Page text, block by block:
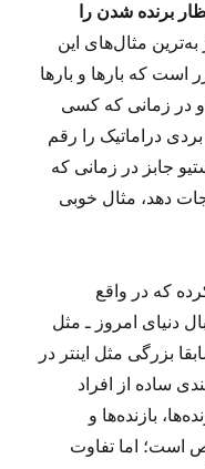
برنده شدن را
به‌ترین مثال‌های این
که بارها و بارها
در زمانی که کسی
بردی دراماتیک را رقم
جابز در زمانی که
دهد، مثال خوبی
که در واقع
دنیای امروز ـ مثل
بزرگی مثل اینتر در
ساده از افراد
بازنده‌ها و
است؛ اما تفاوت